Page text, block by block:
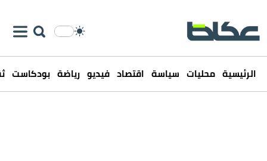
الرئيسية محليات سياسة اقتصاد فيديو رياضة بودكاست